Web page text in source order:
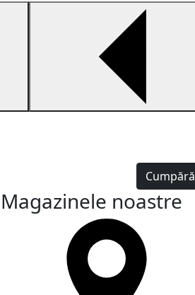
Cumpără
Magazinele noastre